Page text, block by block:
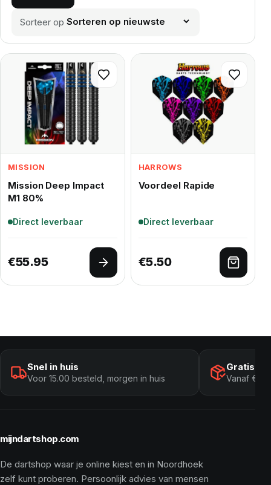
Sorteer op
MISSION
Mission Deep Impact
M1 80%
Direct leverbaar
€55.95
Opties selecteren
HARROWS
Voordeel Rapide
Direct leverbaar
€5.50
Snel in huis
Voor 15.00 besteld, morgen in huis
Gratis
Vanaf €
mijndartshop.com
De dartshop waar je online kiest en in Noordhoek
zelf kunt proberen. Persoonlijk advies van mensen